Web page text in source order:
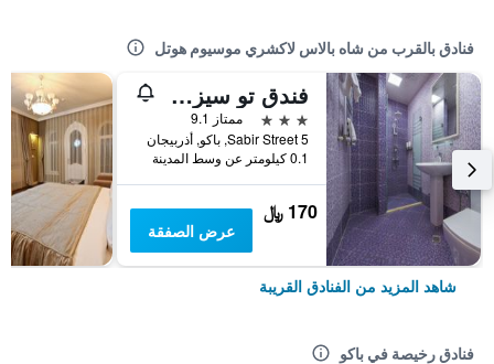
فنادق بالقرب من شاه بالاس لاكشري موسيوم هوتل
فندق تو سيزونز باكو البوتيكي
3 نجوم
ممتاز 9.1
Sabir Street 5, باكو, أذربيجان
0.1 كيلومتر عن وسط المدينة
170 ﷼
عرض الصفقة
شاهد المزيد من الفنادق القريبة
فنادق رخيصة في باكو